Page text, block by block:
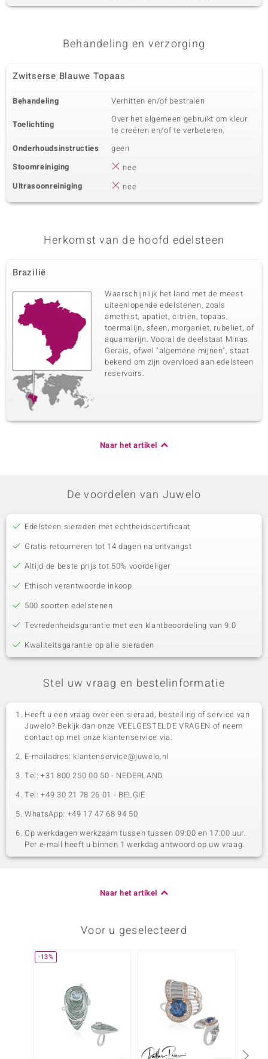
Behandeling en verzorging
Zwitserse Blauwe Topaas
Behandeling Verhitten en/of bestralen
Toelichting
Over het algemeen gebruikt om kleur
te creëren en/of te verbeteren.
Onderhoudsinstructies
geen
Stoomreiniging
nee
Ultrasoonreiniging
nee
Herkomst van de hoofd edelsteen
Brazilië
Waarschijnlijk het land met de meest
uiteenlopende edelstenen, zoals
amethist, apatiet, citrien, topaas,
toermalijn, sfeen, morganiet, rubeliet, of
aquamarijn. Vooral de deelstaat Minas
Gerais, ofwel "algemene mijnen", staat
bekend om zijn overvloed aan edelsteen
reservoirs.
Naar het artikel
De voordelen van Juwelo
Edelsteen sieraden met echtheidscertificaat
Gratis retourneren tot 14 dagen na ontvangst
Altijd de beste prijs tot 50% voordeliger
Ethisch verantwoorde inkoop
500 soorten edelstenen
Tevredenheidsgarantie met een klantbeoordeling van 9.0
Kwaliteitsgarantie op alle sieraden
Stel uw vraag en bestelinformatie
Heeft u een vraag over een sieraad, bestelling of service van
Juwelo? Bekijk dan onze VEELGESTELDE VRAGEN of neem
contact op met onze klantenservice via:
E-mailadres: klantenservice@juwelo.nl
Tel: +31 800 250 00 50 - NEDERLAND
Tel: +49 30 21 78 26 01 - BELGIË
WhatsApp: +49 17 47 68 94 50
Op werkdagen werkzaam tussen tussen 09:00 en 17:00 uur.
Per e-mail heeft u binnen 1 werkdag antwoord op uw vraag.
Naar het artikel
Voor u geselecteerd
-13%